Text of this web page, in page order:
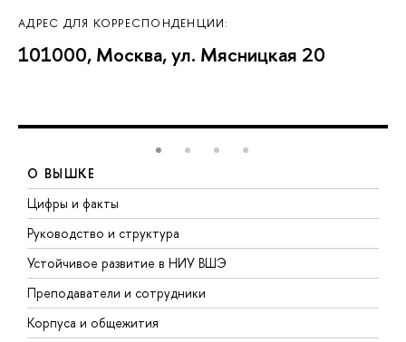
АДРЕС ДЛЯ КОРРЕСПОНДЕНЦИИ:
101000, Москва, ул. Мясницкая 20
О ВЫШКЕ
Цифры и факты
Руководство и структура
Устойчивое развитие в НИУ ВШЭ
Преподаватели и сотрудники
Корпуса и общежития